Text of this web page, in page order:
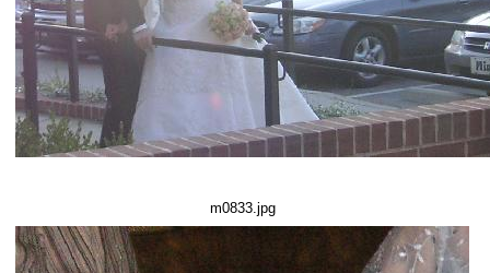
m0833.jpg